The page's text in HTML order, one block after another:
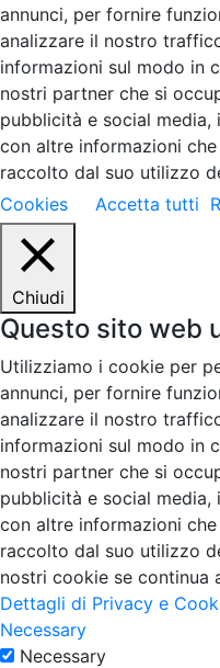
annunci, per fornire
analizzare il nostro
informazioni sul modo in
nostri partner che si
pubblicità e social
con altre informazioni
raccolto dal suo utilizzo
Cookies
Accetta tutti
Chiudi
Questo sito web
Utilizziamo i cookie per
annunci, per fornire
analizzare il nostro
informazioni sul modo in
nostri partner che si
pubblicità e social
con altre informazioni
raccolto dal suo utilizzo
nostri cookie se continua
Dettagli di Privacy e
Necessary
Necessary